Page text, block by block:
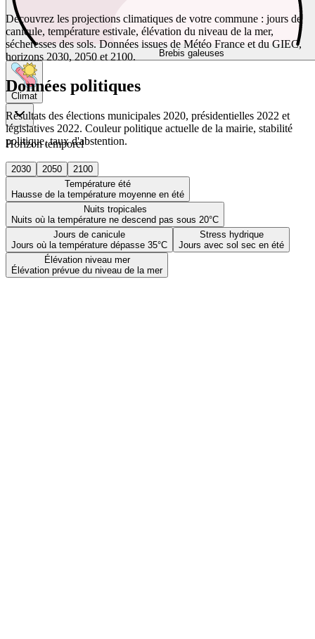
Brebis galeuses
Climat
Horizon temporel
2030 2050
2100
Température été
Hausse de la température moyenne en été
Nuits tropicales
Nuits où la température ne descend pas sous 20°C
Jours de canicule
Jours où la température dépasse 35°C
Stress hydrique
Jours avec sol sec en été
Élévation niveau mer
Élévation prévue du niveau de la mer
Découvrez les projections climatiques de votre commune : jours de
canicule, température estivale, élévation du niveau de la mer,
sécheresses des sols. Données issues de Météo France et du GIEC,
horizons 2030, 2050 et 2100.
Données politiques
Résultats des élections municipales 2020, présidentielles 2022 et
législatives 2022. Couleur politique actuelle de la mairie, stabilité
politique, taux d'abstention.